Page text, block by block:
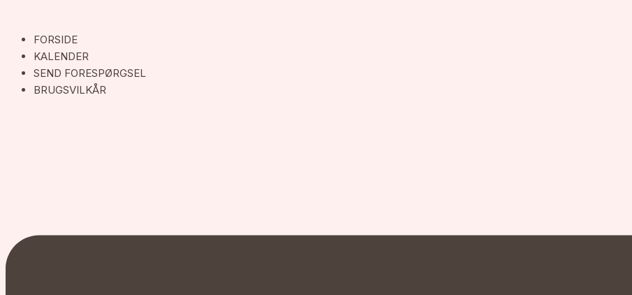
FORSIDE
KALENDER
SEND FORESPØRGSEL
BRUGSVILKÅR